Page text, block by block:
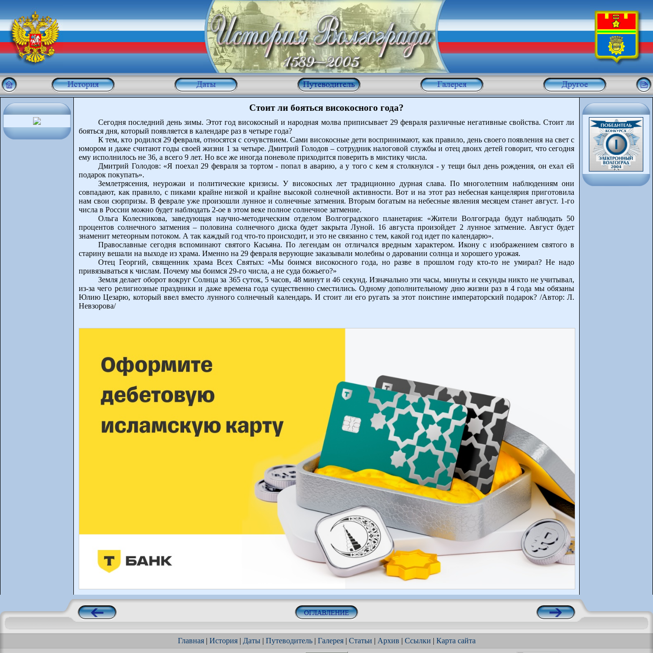
Стоит ли бояться високосного года?
Сегодня последний день зимы. Этот год високосный и народная молва приписывает 29 февраля различные негативные свойства. Стоит ли
бояться дня, который появляется в календаре раз в четыре года?
К тем, кто родился 29 февраля, относятся с сочувствием. Сами високосные дети воспринимают, как правило, день своего появления на свет с
юмором и даже считают годы своей жизни 1 за четыре. Дмитрий Голодов – сотрудник налоговой службы и отец двоих детей говорит, что сегодня
ему исполнилось не 36, а всего 9 лет. Но все же иногда поневоле приходится поверить в мистику числа.
Дмитрий Голодов: «Я поехал 29 февраля за тортом - попал в аварию, а у того с кем я столкнулся - у тещи был день рождения, он ехал ей
подарок покупать».
Землетрясения, неурожаи и политические кризисы. У високосных лет традиционно дурная слава. По многолетним наблюдениям они
совпадают, как правило, с пиками крайне низкой и крайне высокой солнечной активности. Вот и на этот раз небесная канцелярия приготовила
нам свои сюрпризы. В феврале уже произошли лунное и солнечные затмения. Вторым богатым на небесные явления месяцем станет август. 1-го
числа в России можно будет наблюдать 2-ое в этом веке полное солнечное затмение.
Ольга Колесникова, заведующая научно-методическим отделом Волгоградского планетария: «Жители Волгограда будут наблюдать 50
процентов солнечного затмения – половина солнечного диска будет закрыта Луной. 16 августа произойдет 2 лунное затмение. Август будет
знаменит метеорным потоком. А так каждый год что-то происходит, и это не связанно с тем, какой год идет по календарю».
Православные сегодня вспоминают святого Касьяна. По легендам он отличался вредным характером. Икону с изображением святого в
старину вешали на выходе из храма. Именно на 29 февраля верующие заказывали молебны о даровании солнца и хорошего урожая.
Отец Георгий, священник храма Всех Святых: «Мы боимся високосного года, но разве в прошлом году кто-то не умирал? Не надо
привязываться к числам. Почему мы боимся 29-го числа, а не суда божьего?»
Земля делает оборот вокруг Солнца за 365 суток, 5 часов, 48 минут и 46 секунд. Изначально эти часы, минуты и секунды никто не учитывал,
из-за чего религиозные праздники и даже времена года существенно сместились. Одному дополнительному дню жизни раз в 4 года мы обязаны
Юлию Цезарю, который ввел вместо лунного солнечный календарь. И стоит ли его ругать за этот поистине императорский подарок? /Автор: Л.
Невзорова/
Главная| История| Даты| Путеводитель| Галерея| Статьи | Архив | Ссылки | Карта сайта